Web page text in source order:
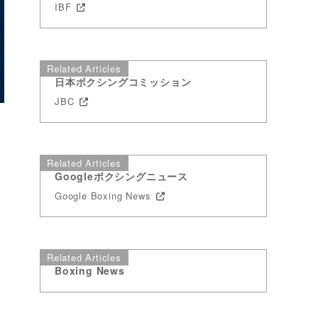
IBF
Related Articles
日本ボクシングコミッション
JBC
Related Articles
Googleボクシングニュース
Google Boxing News
Related Articles
Boxing News